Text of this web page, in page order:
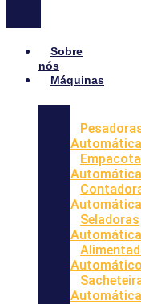
Sobre
nós
Máquinas
Automática
Seladoras
Automático